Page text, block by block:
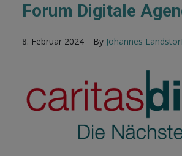
Forum Digitale
8. Februar 2024 By Johannes